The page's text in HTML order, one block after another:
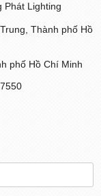
Phát Lighting
Thành phố Hồ
phố Hồ Chí Minh